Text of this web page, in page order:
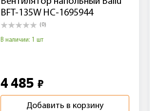
BFT-135W НС-1695944
(0)
В наличии: 1 шт
4 485 ₽
Добавить в корзину